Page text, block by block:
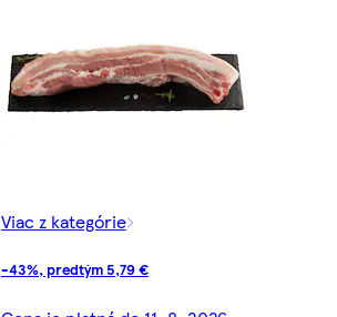
Viac z kategórie
-43%, predtým 5,79 €